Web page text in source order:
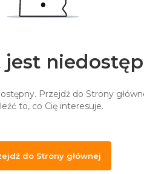
jest
Przejdź do Strony
to, co Cię interesuje.
do Strony głównej